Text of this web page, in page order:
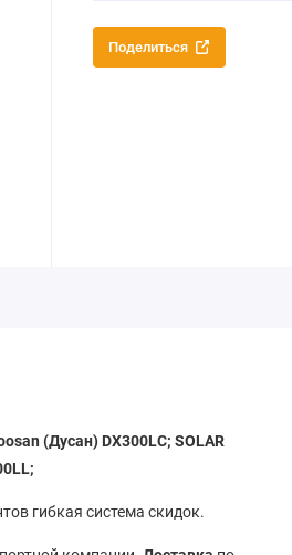
Поделиться
(Дусан) DX300LC; SOLAR
гибкая система скидок.